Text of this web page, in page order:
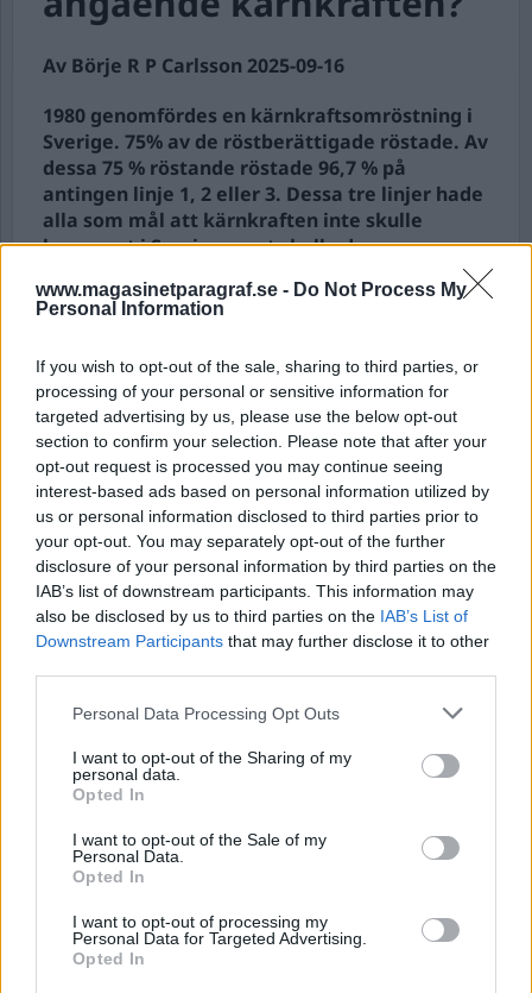
www.magasinetparagraf.se - Do Not Process My
Personal Information
If you wish to opt-out of the sale, sharing to third parties, or
processing of your personal or sensitive information for
targeted advertising by us, please use the below opt-out
section to confirm your selection. Please note that after your
opt-out request is processed you may continue seeing
interest-based ads based on personal information utilized by
us or personal information disclosed to third parties prior to
your opt-out. You may separately opt-out of the further
disclosure of your personal information by third parties on the
IAB’s list of downstream participants. This information may
also be disclosed by us to third parties on the IAB’s List of
Downstream Participants that may further disclose it to other
Personal Data Processing Opt Outs
I want to opt-out of the Sharing of my
personal data.
Opted In
I want to opt-out of the Sale of my
Personal Data.
Opted In
I want to opt-out of processing my
Personal Data for Targeted Advertising.
Opted In
Av Börje R P Carlsson 2025-09-16
1980 genomfördes en kärnkraftsomröstning i
Sverige. 75% av de röstberättigade röstade. Av
dessa 75 % röstande röstade 96,7 % på
antingen linje 1, 2 eller 3. Dessa tre linjer hade
alla som mål att kärnkraften inte skulle
byggas ut i Sverige samt skulle de
inom tre olika tidsperioder men alla skulle
Något alternativ som var för kärnkraften fanns ej
och av resultaten kan utläsas att det knappast
fan...
Börja prenumerera för att läsa detta innehåll.
Starta din prenumerationhär
Eller logga in på ditt konto nedan:
Username or E-mail
Password
Remember Me